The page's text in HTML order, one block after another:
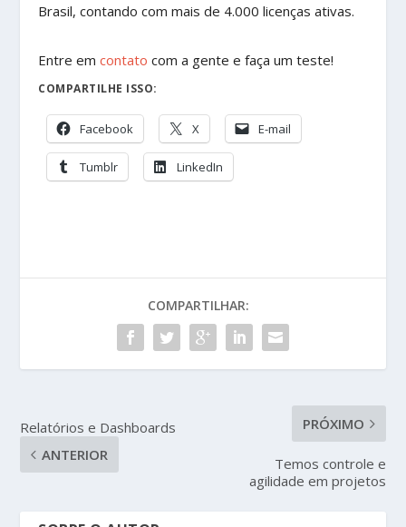
Brasil, contando com mais de 4.000 licenças ativas.
Entre emcontato com a gente e faça um teste!
COMPARTILHE ISSO:
Facebook X E-mail
Tumblr LinkedIn
COMPARTILHAR:
Relatórios e Dashboards
ANTERIOR
PRÓXIMO
Temos controle e
agilidade em projetos